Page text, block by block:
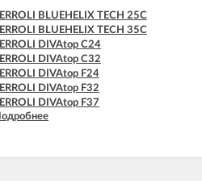
BLUEHELIX TECH 25C
BLUEHELIX TECH 35C
DIVAtop C24
DIVAtop C32
DIVAtop F24
DIVAtop F32
DIVAtop F37
DIVAtop Low Nox C24